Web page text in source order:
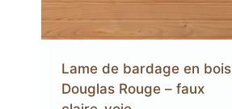
Lame de bardage en bois
Douglas Rouge – faux